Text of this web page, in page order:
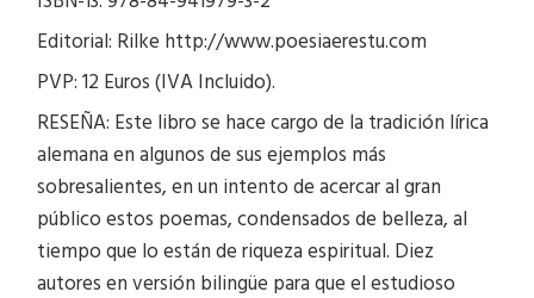
Editorial: Rilke http://www.poesiaerestu.com
PVP: 12 Euros (IVA Incluido).
RESEÑA: Este libro se hace cargo de la tradición lírica
alemana en algunos de sus ejemplos más
sobresalientes, en un intento de acercar al gran
público estos poemas, condensados de belleza, al
tiempo que lo están de riqueza espiritual. Diez
autores en versión bilingüe para que el estudioso